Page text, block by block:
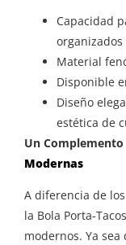
Capacidad
organizados
Material
Disponible
Diseño
estética de
Un
Modernas
A diferencia de
la Bola Porta-
modernos. Ya